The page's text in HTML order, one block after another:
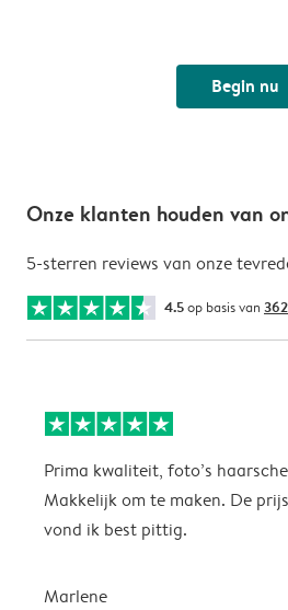
Begin nu
Onze klanten houden van
5-sterren reviews van onze
4.5op basis van
Prima kwaliteit, foto’s
Makkelijk om te maken. De
vond ik best pittig.
Marlene